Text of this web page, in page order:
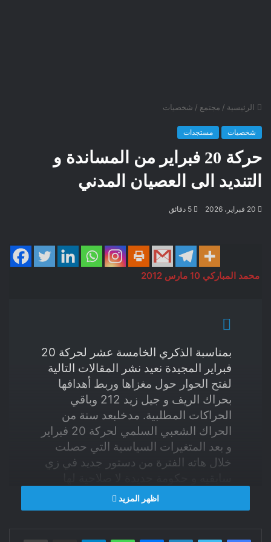
الرئيسية / مجتمع / شخصيات
شخصيات مستجدات
حركة 20 فبراير من المساندة و
التنديد الى العصيان المدني
20 فبراير، 2026
محمد المباركي 10 مارس 2012
بمناسبة الذكري الخامسة عشر لحركة 20
فبراير المجيدة نعيد نشر المقالات التالية
لفتح الحوار حول مغزاها وربط أهدافها
بحراك الريف و جيل زيد 212 وباقي
الحراكات المطلبية. مدخلبعد سنة من
الحراك الشعبي السلمي لحركة 20 فبراير
و بعد المتغيرات السياسية التي حصلت
خلال هاته الفترة من دستور جديد في زي
كسابقاتها ، سوى أنها بقيادة اسلامويين
كما حصل في تونس و مصر . ثم ابتعاد
اظهر المزيد
فيسبوك تويتر لينكدإن ماسنجر واتساب تيلقرام مشاركة عبر البريد طباعة